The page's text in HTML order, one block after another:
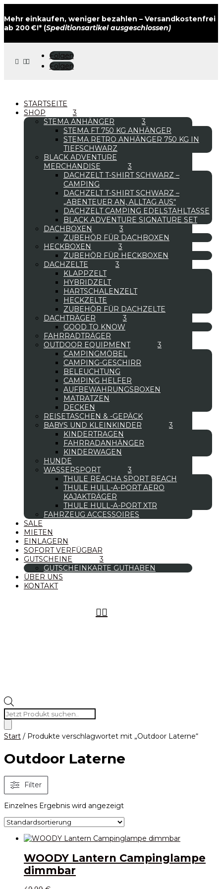
Mehr einkaufen, weniger bezahlen – Versandkostenfrei
ab 200 €!* (Speditionsartikel ausgeschlossen)
 
Folgen
Folgen
STARTSEITE
SHOP
STEMA ANHÄNGER
STEMA FT 750 KG ANHÄNGER
STEMA RETRO ANHÄNGER 750 KG IN
TIEFSCHWARZ
BLACK ADVENTURE
MERCHANDISE
DACHZELT T-SHIRT SCHWARZ –
CAMPING
DACHZELT T-SHIRT SCHWARZ –
„ABENTEUER AN, ALLTAG AUS“
DACHZELT CAMPING EDELSTAHLTASSE
BLACK ADVENTURE SIGNATURE SET
DACHBOXEN
ZUBEHÖR FÜR DACHBOXEN
HECKBOXEN
ZUBEHÖR FÜR HECKBOXEN
DACHZELTE
KLAPPZELT
HYBRIDZELT
HARTSCHALENZELT
HECKZELTE
ZUBEHÖR FÜR DACHZELTE
DACHTRÄGER
GOOD TO KNOW
FAHRRADTRÄGER
OUTDOOR EQUIPMENT
CAMPINGMÖBEL
CAMPING-GESCHIRR
BELEUCHTUNG
CAMPING HELFER
AUFBEWAHRUNGSBOXEN
MATRATZEN
DECKEN
REISETASCHEN & -GEPÄCK
BABYS UND KLEINKINDER
KINDERTRAGEN
FAHRRADANHÄNGER
KINDERWAGEN
HUNDE
WASSERSPORT
THULE REACHA SPORT BEACH
THULE HULL-A-PORT AERO
KAJAKTRÄGER
THULE HULL-A-PORT XTR
FAHRZEUG ACCESSOIRES
SALE
MIETEN
EINLAGERN
SOFORT VERFÜGBAR
GUTSCHEINE
GUTSCHEINKARTE GUTHABEN
ÜBER UNS
KONTAKT
Products
search

Start / Produkte verschlagwortet mit „Outdoor Laterne“
Outdoor Laterne
Filter
Einzelnes Ergebnis wird angezeigt
WOODY Lantern Campinglampe
dimmbar